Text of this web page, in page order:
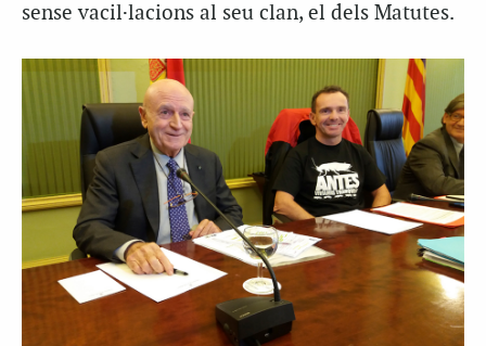
sense vacil·lacions al seu clan, el dels Matutes.